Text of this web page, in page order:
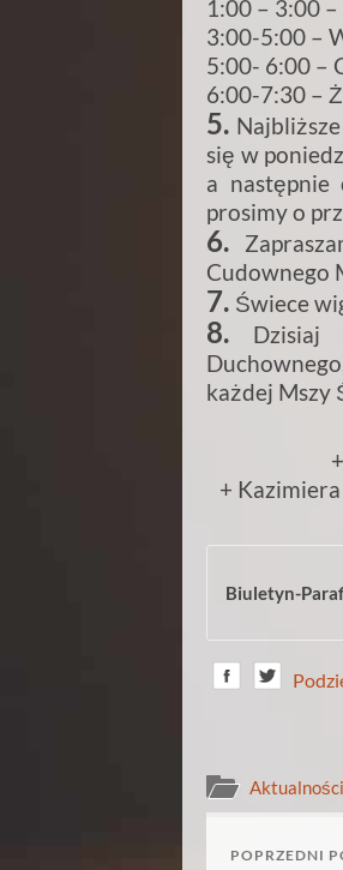
1:00 – 3:00
3:00-5:00 –
5:00- 6:00 –
6:00-7:30 –
5.
się w
a następnie
prosimy o
6.
Cudownego
7. Świece
8.
Dzisiaj
każdej Mszy
+
Biuletyn-
Aktualności
POPRZEDNI